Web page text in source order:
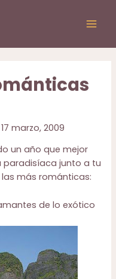
17 marzo, 2009
un año que mejor
paradisíaca junto a tu
más románticas:
de lo exótico